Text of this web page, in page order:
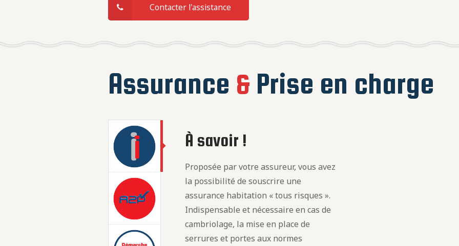
Contacter l'assistance
Assurance & Prise en charge
À savoir !
Proposée par votre assureur, vous avez
la possibilité de souscrire une
assurance habitation « tous risques ».
Indispensable et nécessaire en cas de
cambriolage, la mise en place de
serrures et portes aux normes